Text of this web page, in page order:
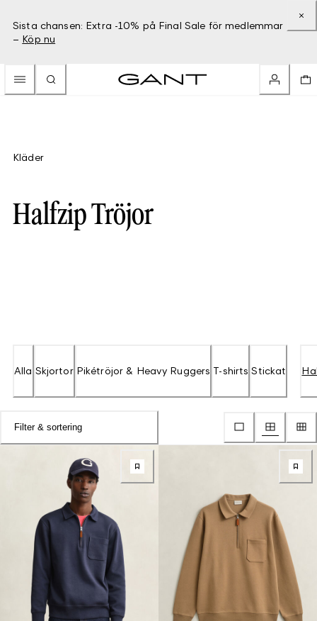
Sista chansen: Extra -10% på Final Sale för medlemmar
– Köp nu
Kläder
Halfzip Tröjor
Alla Skjortor Pikétröjor & Heavy Ruggers T-shirts Stickat
Filter & sortering